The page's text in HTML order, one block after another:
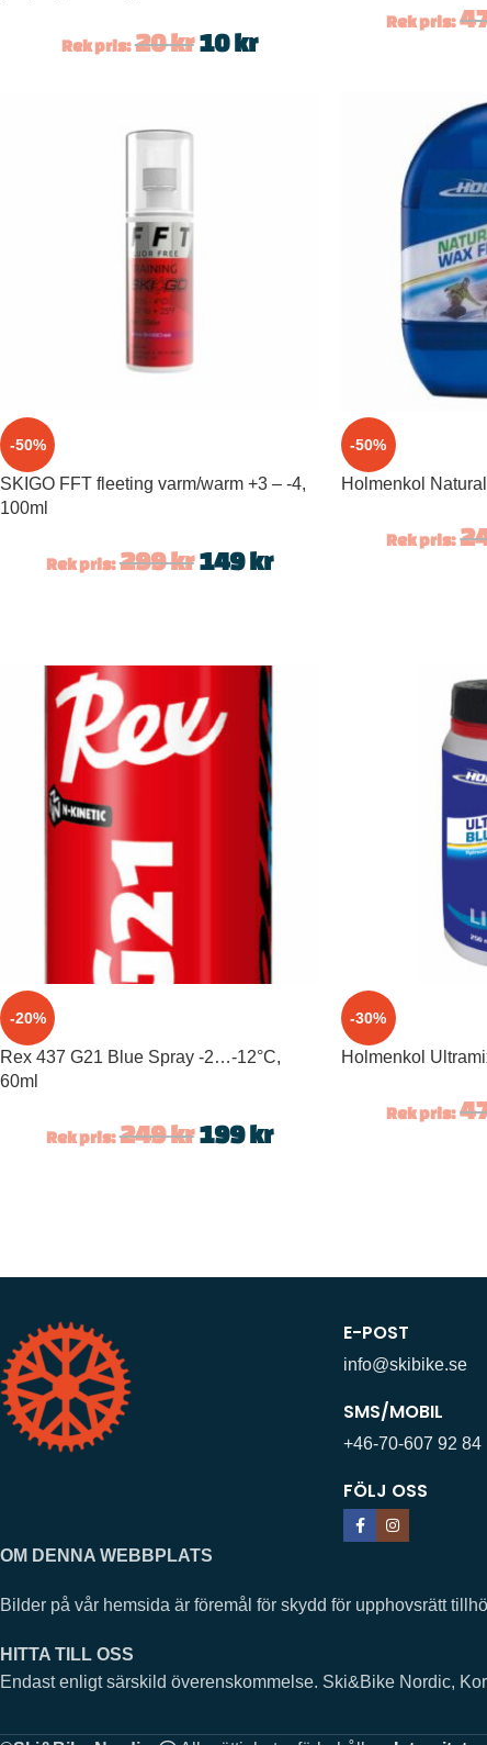
Rek pris: 20kr 10kr
Rek pris:
-50%
SKIGO FFT fleeting varm/warm +3 – -4,
100ml
Rek pris: 299kr 149kr
-50%
Holmenkol
Rek pris:
-20%
Rex 437 G21 Blue Spray -2…-12°C,
60ml
Rek pris: 249kr 199kr
-30%
Holmenkol
Rek pris:
E-POST
info@skibike.se
SMS/MOBIL
+46-70-607 92 84
FÖLJ OSS
OM DENNA WEBBPLATS
Bilder på vår hemsida är föremål för skydd för upphovsrätt
HITTA TILL OSS
Endast enligt särskild överenskommelse. Ski&Bike Nordic,